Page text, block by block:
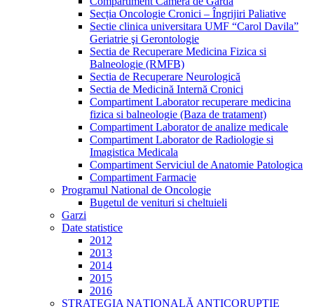
Secția Oncologie Cronici – Îngrijiri Paliative
Sectie clinica universitara UMF “Carol Davila”
Geriatrie şi Gerontologie
Sectia de Recuperare Medicina Fizica si
Balneologie (RMFB)
Sectia de Recuperare Neurologică
Sectia de Medicină Internă Cronici
Compartiment Laborator recuperare medicina
fizica si balneologie (Baza de tratament)
Compartiment Laborator de analize medicale
Compartiment Laborator de Radiologie si
Imagistica Medicala
Compartiment Serviciul de Anatomie Patologica
Compartiment Farmacie
Programul National de Oncologie
Bugetul de venituri si cheltuieli
Garzi
Date statistice
2012
2013
2014
2015
2016
STRATEGIA NAŢIONALĂ ANTICORUPŢIE